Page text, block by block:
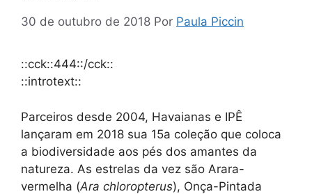
30 de outubro de 2018 Por Paula Piccin
::cck::444::/cck::
::introtext::
Parceiros desde 2004, Havaianas e IPÊ
lançaram em 2018 sua 15a coleção que coloca
a biodiversidade aos pés dos amantes da
natureza. As estrelas da vez são Arara-
vermelha (Ara chloropterus), Onça-Pintada